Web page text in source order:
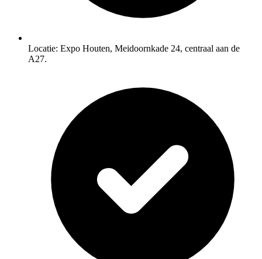
Locatie: Expo Houten, Meidoornkade 24, centraal aan de
A27.